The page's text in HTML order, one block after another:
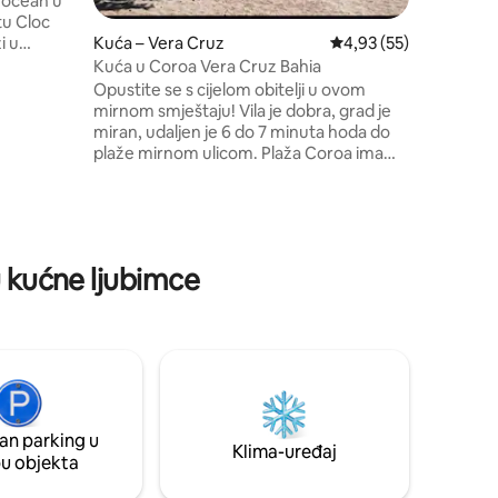
Cloc
Kuća – Vera Cruz Prosječna ocjena:
4,93 (55)
Kuća u Coroa Vera Cruz Bahia
Opustite se s cijelom obitelji u ovom
mirnom smještaju! Vila je dobra, grad je
miran, udaljen je 6 do 7 minuta hoda do
plaže mirnom ulicom. Plaža Coroa ima
spavaće sobe, 3 kupaonice, bračni krevet
u 3 spavaće sobe i jednokrevetna soba s
ljubimce
parking u
objekta
Klima-uređaj